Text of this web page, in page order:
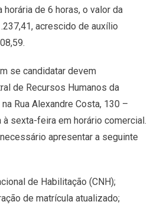
horária de 6 horas, o valor da
acrescido de auxílio
se candidatar devem
de Recursos Humanos da
Rua Alexandre Costa, 130 –
à sexta-feira em horário comercial.
apresentar a seguinte
de Habilitação (CNH);
de matrícula atualizado;